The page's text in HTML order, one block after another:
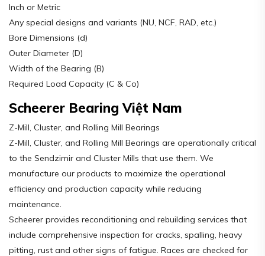
Inch or Metric
Any special designs and variants (NU, NCF, RAD, etc.)
Bore Dimensions (d)
Outer Diameter (D)
Width of the Bearing (B)
Required Load Capacity (C & Co)
Scheerer Bearing Việt Nam
Z-Mill, Cluster, and Rolling Mill Bearings
Z-Mill, Cluster, and Rolling Mill Bearings are operationally critical
to the Sendzimir and Cluster Mills that use them. We
manufacture our products to maximize the operational
efficiency and production capacity while reducing
maintenance.
Scheerer provides reconditioning and rebuilding services that
include comprehensive inspection for cracks, spalling, heavy
pitting, rust and other signs of fatigue. Races are checked for